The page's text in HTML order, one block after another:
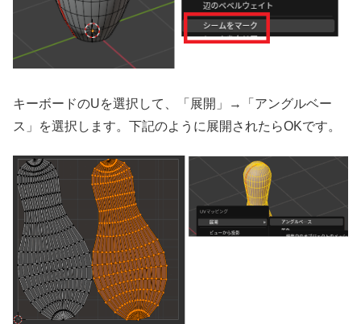
キーボードのUを選択して、「展開」→「アングルベー
ス」を選択します。下記のように展開されたらOKです。